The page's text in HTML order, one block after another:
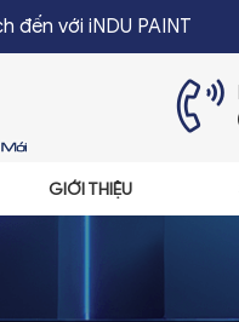
đến với iNDU PAINT
GIỚI THIỆU